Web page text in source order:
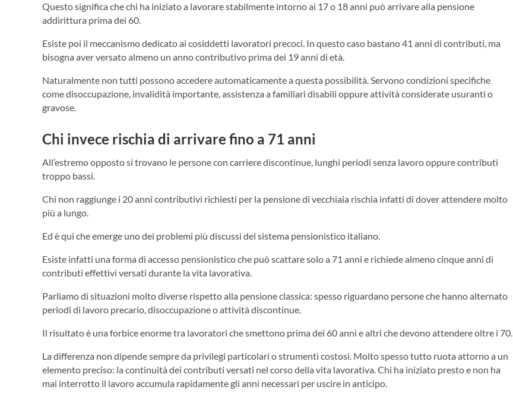
Questo significa che chi ha iniziato a lavorare stabilmente intorno ai 17 o 18 anni può arrivare alla pensione
addirittura prima dei 60.
Esiste poi il meccanismo dedicato ai cosiddetti lavoratori precoci. In questo caso bastano 41 anni di contributi, ma
bisogna aver versato almeno un anno contributivo prima dei 19 anni di età.
Naturalmente non tutti possono accedere automaticamente a questa possibilità. Servono condizioni specifiche
come disoccupazione, invalidità importante, assistenza a familiari disabili oppure attività considerate usuranti o
gravose.
Chi invece rischia di arrivare fino a 71 anni
All’estremo opposto si trovano le persone con carriere discontinue, lunghi periodi senza lavoro oppure contributi
troppo bassi.
Chi non raggiunge i 20 anni contributivi richiesti per la pensione di vecchiaia rischia infatti di dover attendere molto
più a lungo.
Ed è qui che emerge uno dei problemi più discussi del sistema pensionistico italiano.
Esiste infatti una forma di accesso pensionistico che può scattare solo a 71 anni e richiede almeno cinque anni di
contributi effettivi versati durante la vita lavorativa.
Parliamo di situazioni molto diverse rispetto alla pensione classica: spesso riguardano persone che hanno alternato
periodi di lavoro precario, disoccupazione o attività discontinue.
Il risultato è una forbice enorme tra lavoratori che smettono prima dei 60 anni e altri che devono attendere oltre i 70.
La differenza non dipende sempre da privilegi particolari o strumenti costosi. Molto spesso tutto ruota attorno a un
elemento preciso: la continuità dei contributi versati nel corso della vita lavorativa. Chi ha iniziato presto e non ha
mai interrotto il lavoro accumula rapidamente gli anni necessari per uscire in anticipo.